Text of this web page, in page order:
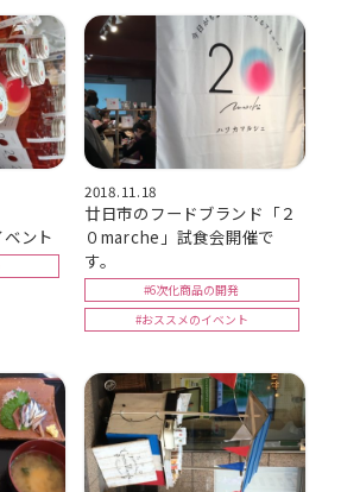
ント
2018.11.18
廿日市のフードブランド「２
０marche」試食会開催で
す。
#6次化商品の開発
#おススメのイベント